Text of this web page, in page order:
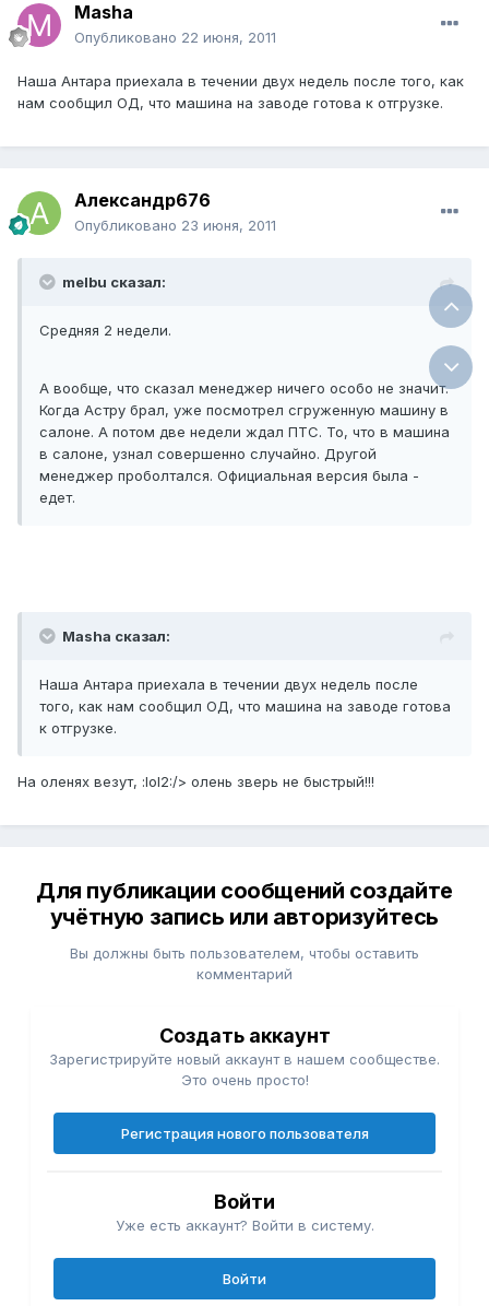
Masha
Опубликовано 22 июня, 2011
Наша Антара приехала в течении двух недель после того, как
нам сообщил ОД, что машина на заводе готова к отгрузке.
Александр676
Опубликовано 23 июня, 2011
melbu сказал:
Средняя 2 недели.
А вообще, что сказал менеджер ничего особо не значит.
Когда Астру брал, уже посмотрел сгруженную машину в
салоне. А потом две недели ждал ПТС. То, что в машина
в салоне, узнал совершенно случайно. Другой
менеджер проболтался. Официальная версия была -
едет.
Masha сказал:
Наша Антара приехала в течении двух недель после
того, как нам сообщил ОД, что машина на заводе готова
к отгрузке.
На оленях везут, :lol2:/> олень зверь не быстрый!!!
Для публикации сообщений создайте
учётную запись или авторизуйтесь
Вы должны быть пользователем, чтобы оставить
комментарий
Создать аккаунт
Зарегистрируйте новый аккаунт в нашем сообществе.
Это очень просто!
Регистрация нового пользователя
Войти
Уже есть аккаунт? Войти в систему.
Войти